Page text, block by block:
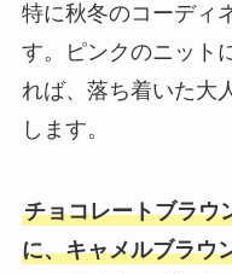
特に秋冬のコーディ
す。ピンクのニット
れば、落ち着いた大
します。
チョコレートブラウ
に、キャメルブラウ